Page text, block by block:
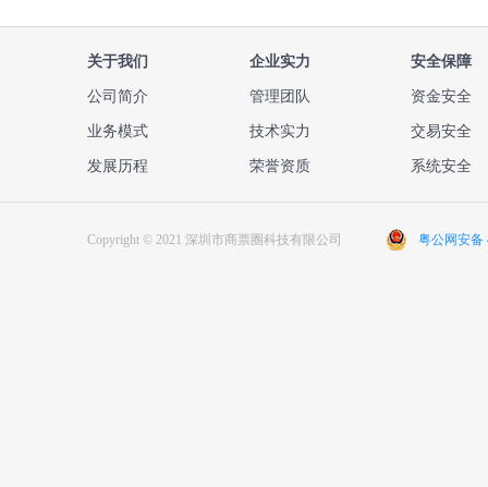
关于我们
公司简介
业务模式
发展历程
企业实力
管理团队
技术实力
荣誉资质
安全保障
资金安全
交易安全
系统安全
Copyright © 2021 深圳市商票圈科技有限公司 粤公网安备